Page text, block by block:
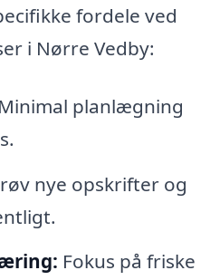
fordele ved
i Nørre Vedby:
Minimal planlægning
nye opskrifter og
Fokus på friske